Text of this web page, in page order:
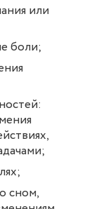
или
боли;
сном,